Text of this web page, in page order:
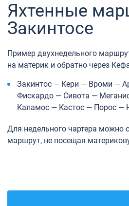
Яхтенные
Закинтосе
Пример двухнедельного
на материк и обратно через
Закинтос — Кери — Вроми —
Фискардо — Сивота —
Каламос — Кастос — Порос —
Для недельного чартера можно
маршрут, не посещая